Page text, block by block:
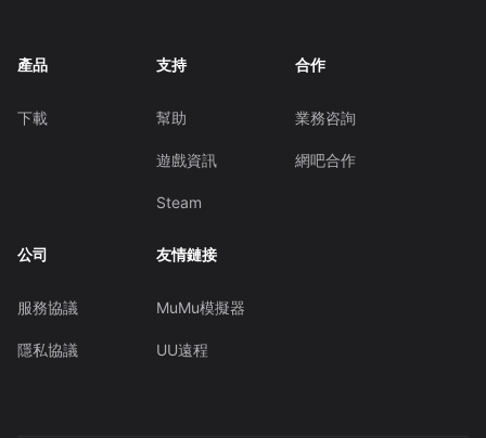
產品
下載
支持
幫助
遊戲資訊
Steam
合作
業務咨詢
網吧合作
公司
服務協議
隱私協議
友情鏈接
MuMu模擬器
UU遠程